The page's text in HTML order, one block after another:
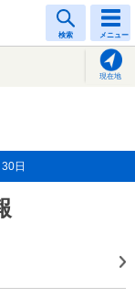
検索 メニュー
現在地
日